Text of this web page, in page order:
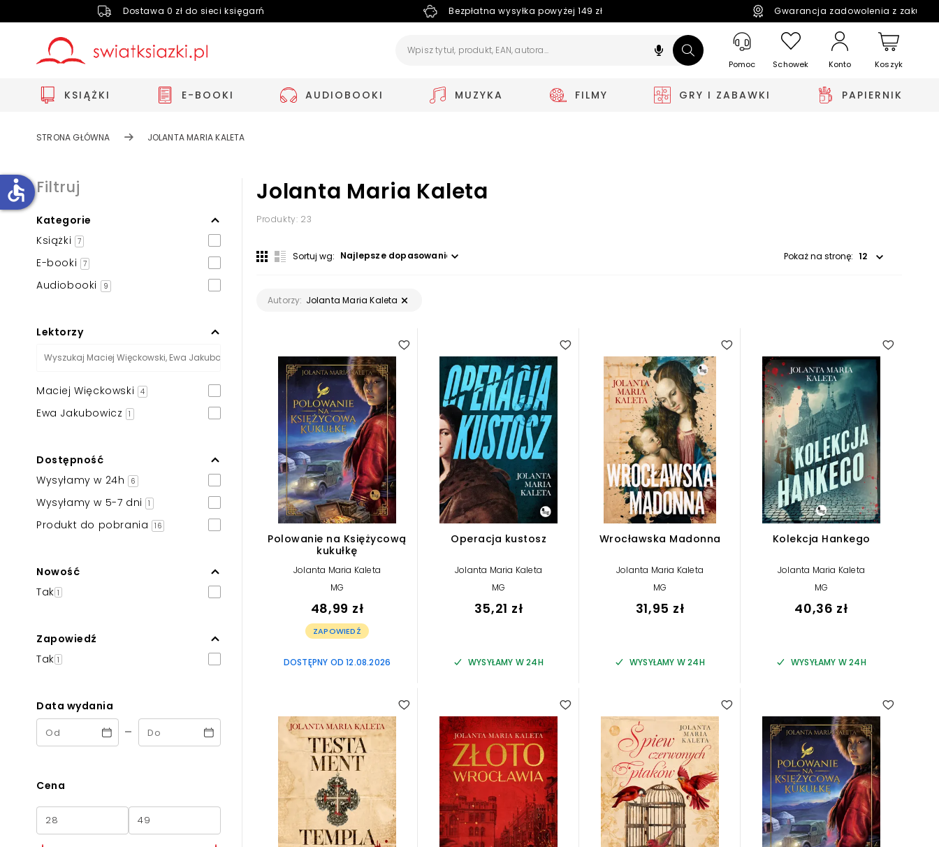
Dostawa 0 zł do sieci księgarń Bezpłatna wysyłka powyżej 149 zł Gwarancja zadowolenia z
Pomoc Schowek Konto Koszyk
KSIĄŻKI E-BOOKI AUDIOBOOKI MUZYKA FILMY GRY I ZABAWKI PAPIERNIK
STRONA GŁÓWNA JOLANTA MARIA KALETA
Filtruj
Kategorie
Książki
7
E-booki 7
Audiobooki 9
Lektorzy
Maciej Więckowski 4
Ewa Jakubowicz 1
Dostępność
Wysyłamy w 24h
6
Wysyłamy w 5-7 dni 1
Produkt do pobrania 16
Nowość
Tak 1
Zapowiedź
Tak 1
Data wydania
-
Cena
Jolanta Maria Kaleta
Produkty: 23
Sortuj wg: Pokaż na stronę:
Autorzy: Jolanta Maria Kaleta
Polowanie na Księżycową
kukułkę
Jolanta Maria Kaleta
MG
48,99 zł
ZAPOWIEDŹ
DOSTĘPNY OD 12.08.2026
Operacja kustosz
Jolanta Maria Kaleta
MG
35,21 zł
WYSYŁAMY W 24H
Wrocławska Madonna
Jolanta Maria Kaleta
MG
31,95 zł
WYSYŁAMY W 24H
Kolekcja Hankego
Jolanta Maria Kaleta
MG
40,36 zł
WYSYŁAMY W 24H
accessible
Zwiększ rozmiar czcionki
Zmniejsz rozmiar czcionki
Odwróć kolory